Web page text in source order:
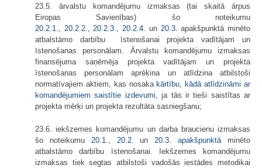
23.5. ārvalstu komandējumu izmaksas (tai skaitā ārpus
Eiropas Savienības) šo noteikumu
20.2.1.
20.2.2. 20.2.3. 20.2.4. un 20.3. apakšpunktā minēto
atbalstāmo darbību īstenošanai projekta vadītājam un
īstenošanas personālam. Ārvalstu komandējumu izmaksas
finansējuma saņēmēja projekta vadītājam un projekta
īstenošanas personālam aprēķina un atlīdzina atbilstoši
normatīvajiem aktiem, kas nosaka kārtību, kādā atlīdzināmi ar
komandējumiem saistītie izdevumi , ja tās ir tieši saistītas ar
projekta mērķi un projekta rezultāta sasniegšanu;
23.6. iekšzemes komandējumu un darba braucienu izmaksas
šo noteikumu 20.1. 20.2. un 20.3. apakšpunktā
minēto
atbalstāmo darbību īstenošanai. Iekšzemes komandējumu
izmaksas tiek segtas atbilstoši vadošās iestādes metodikai